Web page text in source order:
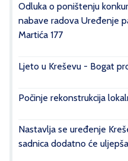
Odluka o poništenju
nabave radova Uređenje
Martića 177
Ljeto u Kreševu - Bogat
Počinje rekonstrukcija
Nastavlja se uređenje
sadnica dodatno će